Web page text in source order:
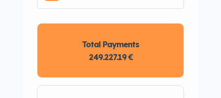
Total Payments
249.227.19 €